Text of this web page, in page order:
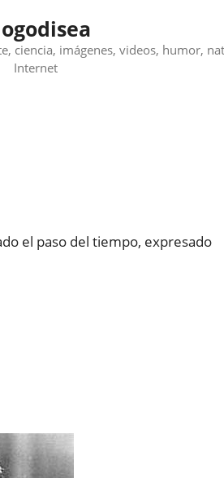
ciencia, imágenes, videos, humor,
Internet
el paso del tiempo, expresado